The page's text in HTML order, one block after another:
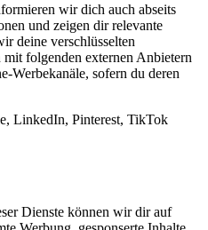
wir dich auch abseits
und zeigen dir relevante
deine verschlüsselten
mit folgenden externen Anbietern
Werbekanäle, sofern du deren
LinkedIn, Pinterest, TikTok
Dienste können wir dir auf